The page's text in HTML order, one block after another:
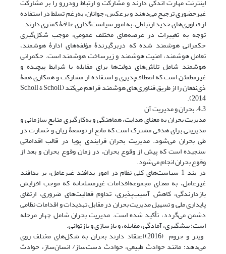
اینترنت مهارت اندکی دارند و مشارکت و ارتباط رو‌دررو را بر مشارکت
غیرحضوری ترجیح می‌دهند و برعکس، جوانان، به‌رغم تسلط در استفاده
از فناوری‌های جدید ارتباطی، به امور سیاست‌گذاری علاقۀ کمتری دارند.
توجه به تغییرات در عرصه‌های مختلف عمومی، موجب شکل‌گیری
حکمرانی هوشمند شده که دربرگیرندۀ مؤلفه‌های ادارۀ هوشمند،
تعامل هوشمند، امنیت هوشمند و زیرساخت هوشمند است. حکمرانی
هوشمند شامل تلاش‌های دولت‌ها برای مقابله با شرایط پیچیده و
غیرمطمئن است که انعطاف‌پذیری و استفاده از مشارکت و همکاری همۀ
ذی‌نفعان را از طریق فناوری‌های هوشمند فراهم می‌کند (Scholl & Scholl,
2014).
3ـ4. بحران و مدیریت آن
مدیریت بحران به معنای هدایت، هماهنگی و به‌کارگیری منابع سازمانی و
مدیریتی برای هدفی مشترک است که مانع از توسعۀ زیان و خسارت در
طی بحران می‌شود. مدیریت بحران فرایندی پویا در قالب اقداماتی
سنجیده است که پیش از وقوع بحران، در زمان وقوع بحران و بعد از
وقوع بحران انجام می‌شود.
در بند 1 سیاست‌های کلی نظام در امور پدافند غیرعامل، بر پدافند
غیرعامل، به معنای مجموعه‌اقدامات غیرمسلحانه که موجب افزایش
بازدارندگی، کاهش آسیب‌پذیری، تداوم فعالیت‌های ضروری، ارتقای
پایداری ملی و تسهیل مدیریت بحران در مقابل تهدیدات و اقدامات نظامی
دشمن می‌گردد، تأکید شده است. مدیریت بحران شامل چهار مرحله
است: پیشگیری، آمادگی، مقابله، و بازسازی و بازتوانی.
وینر و جروم (2016) اعتقاد دارند بحران به شکل‌های مختلف روی
می‌دهد؛ مانند حوادث طبیعی، حوادث دست‌ساز/ انسان‌ساز، حوادث